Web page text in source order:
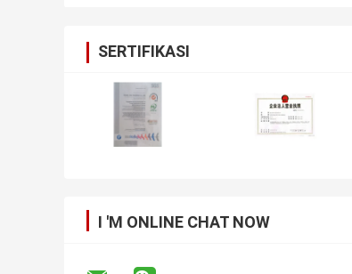
SERTIFIKASI
I 'M ONLINE CHAT NOW